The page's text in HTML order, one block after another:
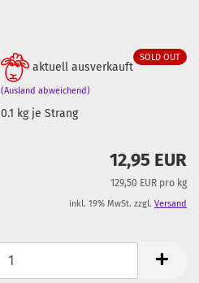
SOLD OUT
aktuell ausverkauft
(Ausland abweichend)
0.1 kg je Strang
12,95 EUR
129,50 EUR pro kg
inkl. 19% MwSt. zzgl. Versand